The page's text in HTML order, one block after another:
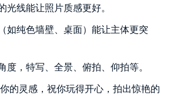
光线能让照片质感更好。
如纯色墙壁、桌面）能让主体更突
度，特写、全景、俯拍、仰拍等。
的灵感，祝你玩得开心，拍出惊艳的